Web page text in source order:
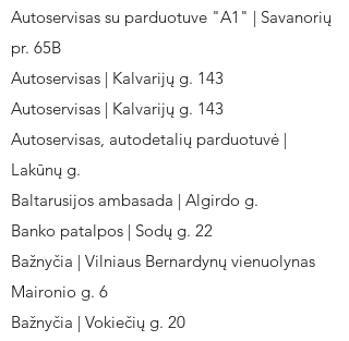
Autoservisas su parduotuve "A1" | Savanorių
pr. 65B
Autoservisas | Kalvarijų g. 143
Autoservisas | Kalvarijų g. 143
Autoservisas, autodetalių parduotuvė |
Lakūnų g.
Baltarusijos ambasada | Algirdo g.
Banko patalpos | Sodų g. 22
Bažnyčia | Vilniaus Bernardynų vienuolynas
Maironio g. 6
Bažnyčia | Vokiečių g. 20